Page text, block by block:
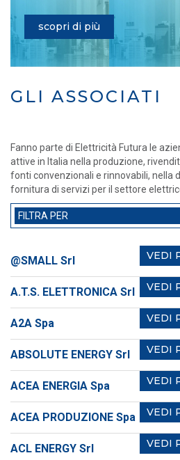
scopri di più
GLI ASSOCIATI
Fanno parte di Elettricità Futura le
attive in Italia nella produzione,
fonti convenzionali e rinnovabili, nella
fornitura di servizi per il settore
FILTRA PER
VEDI
@SMALL Srl
VEDI
A.T.S. ELETTRONICA Srl
VEDI
A2A Spa
VEDI
ABSOLUTE ENERGY Srl
VEDI
ACEA ENERGIA Spa
VEDI
ACEA PRODUZIONE Spa
VEDI
ACL ENERGY Srl